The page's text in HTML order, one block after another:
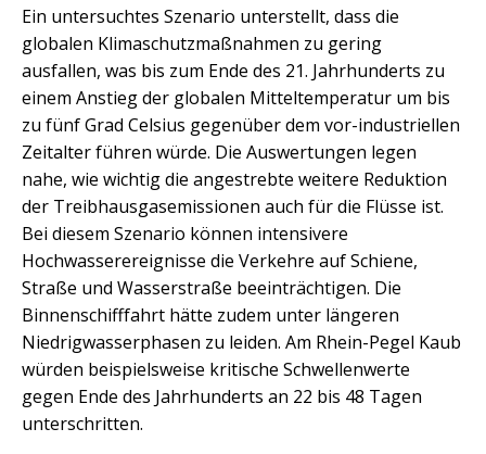
Ein untersuchtes Szenario unterstellt, dass die
globalen Klimaschutzmaßnahmen zu gering
ausfallen, was bis zum Ende des 21. Jahrhunderts zu
einem Anstieg der globalen Mitteltemperatur um bis
zu fünf Grad Celsius gegenüber dem vor-industriellen
Zeitalter führen würde. Die Auswertungen legen
nahe, wie wichtig die angestrebte weitere Reduktion
der Treibhausgasemissionen auch für die Flüsse ist.
Bei diesem Szenario können intensivere
Hochwasserereignisse die Verkehre auf Schiene,
Straße und Wasserstraße beeinträchtigen. Die
Binnenschifffahrt hätte zudem unter längeren
Niedrigwasserphasen zu leiden. Am Rhein-Pegel Kaub
würden beispielsweise kritische Schwellenwerte
gegen Ende des Jahrhunderts an 22 bis 48 Tagen
unterschritten.